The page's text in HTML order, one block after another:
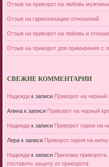
Отзыв на приворот на любовь мужчины
Отзыв на гармонизацию отношений
Отзыв на приворот на любовь и
Отзыв на приворот для примирения с
СВЕЖИЕ КОММЕНТАРИИ
Надеждак записи Приворот на черный
Алинак записи Приворот на черный
Надеждак записи Приворот парня на
Лерак записи Приворот парня на нитку
Надеждак записи Признаки
поставить защиту от приворота